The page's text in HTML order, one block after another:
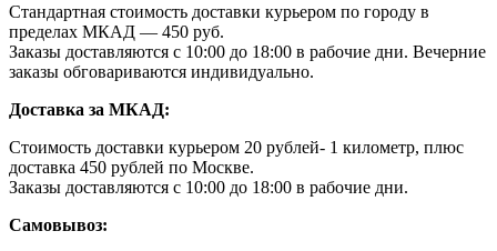
Стандартная стоимость доставки курьером по городу в
пределах МКАД — 450 руб.
Заказы доставляются с 10:00 до 18:00 в рабочие дни. Вечерние
заказы обговариваются индивидуально.
Доставка за МКАД:
Стоимость доставки курьером 20 рублей- 1 километр, плюс
доставка 450 рублей по Москве.
Заказы доставляются с 10:00 до 18:00 в рабочие дни.
Самовывоз: